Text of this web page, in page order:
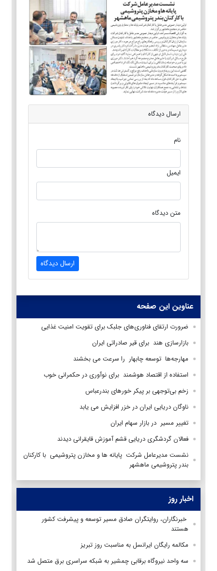
ارسال دیدگاه
نام
ایمیل
متن دیدگاه
ارسال دیدگاه
عناوین این صفحه
ضرورت ارتقای فناوری‌های جلبک برای تقویت امنیت غذایی
بازارسازی هند برای قیر صادراتی ایران
مهارجه‌ها توسعه چابهار را سرعت می بخشند
استفاده از اقتصاد هوشمند برای نوآوری در حکمرانی خوب
زخم بی‌توجهی بر پیکر خورهای بندرعباس
ناوگان دریایی ایران در خزر افزایش می یابد
تغییر مسیر در بازار سهام‌ ایران
فعالان گردشگری دریایی قشم آموزش قایقرانی دیدند
نشست مدیرعامل شرکت پایانه ها و مخازن پتروشیمی با کارکنان
بندر پتروشیمی ماهشهر
اخبار روز
‌ خبرنگاران، روایتگران صادق مسیر توسعه و پیشرفت کشور
هستند
مکالمه رایگان ایرانسل به مناسبت روز تبریز
سه واحد نیروگاه برقابی چمشیر به شبکه سراسری برق متصل شد